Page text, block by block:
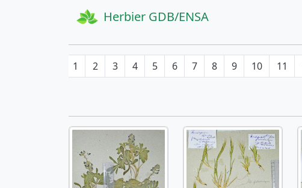
Herbier GDB/ENSA
1 2 3 4 5 6 7 8 9 10 11